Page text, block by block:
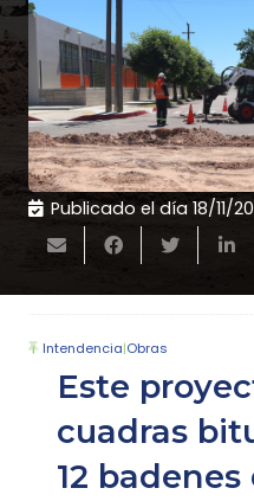
Publicado el día 18/11/
Intendencia|Obras
Este
cuadras
12